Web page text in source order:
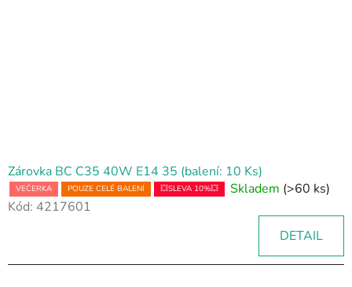
Zárovka BC C35 40W E14 35 (balení: 10 Ks)
VEČERKA POUZE CELÉ BALENÍ 💥SLEVA 10%💥 Skladem (>60 ks)
Kód: 4217601
DETAIL